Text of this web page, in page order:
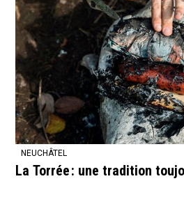
NEUCHÂTEL
La Torrée : une tradition